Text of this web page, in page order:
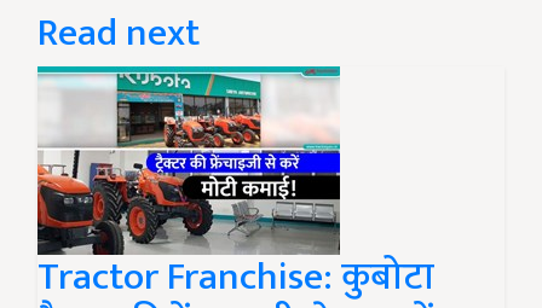
Read next
Tractor Franchise: कुबोटा